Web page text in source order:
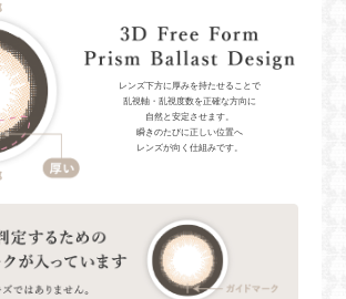
レンズ下方に厚みを持たせることで
乱視軸・乱視度数を正確な方向に
自然と安定させます。
瞬きのたびに正しい位置へ
レンズが向く仕組みです。